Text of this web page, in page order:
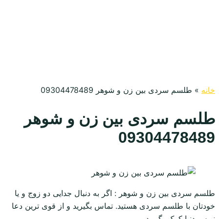
خانه » طلسم سردی بین زن و شوهر 09304478489
طلسم سردی بین زن و شوهر
09304478489
طلسم سردی بین زن و شوهر : اگر به دنبال جدایی دو زوج و یا
خودتان با طلسم سردی هستید. تماس بگیرید و از قوی ترین دعا